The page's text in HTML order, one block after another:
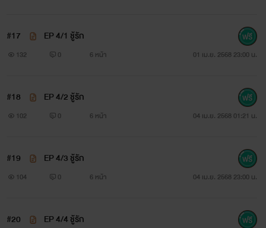
#17 EP 4/1 ชู้รัก
132 0 6 หน้า 01 เม.ย. 2568 23:00 น.
#18 EP 4/2 ชู้รัก
102 0 6 หน้า 04 เม.ย. 2568 01:21 น.
#19 EP 4/3 ชู้รัก
104 0 6 หน้า 04 เม.ย. 2568 23:00 น.
#20 EP 4/4 ชู้รัก